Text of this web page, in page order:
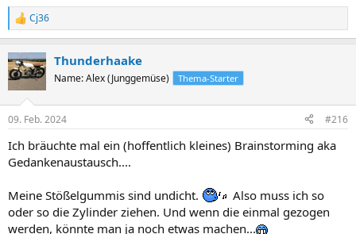
R
e
k
t
e
:
Cj36
Thunderhaake
Name: Alex (Junggemüse) Thema-Starter
09. Feb. 2024 #216
Ich bräuchte mal ein (hoffentlich kleines) Brainstorming aka
Gedankenaustausch....
Meine Stößelgummis sind undicht.
Also muss ich so
oder so die Zylinder ziehen. Und wenn die einmal gezogen
werden, könnte man ja noch etwas machen...